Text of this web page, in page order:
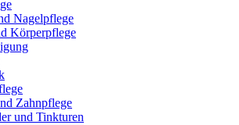
Nagelpflege
Körperpflege
Zahnpflege
und Tinkturen